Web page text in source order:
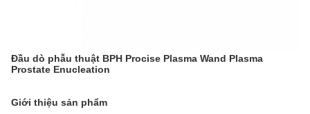
Đầu dò phẫu thuật BPH Procise Plasma Wand Plasma
Prostate Enucleation
Giới thiệu sản phẩm